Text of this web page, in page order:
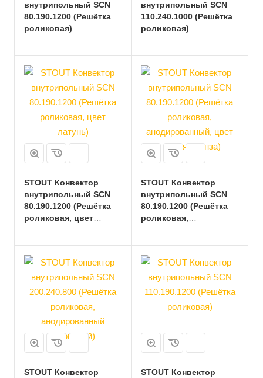
внутрипольный SCN
80.190.1200 (Решётка
роликовая)
внутрипольный SCN
110.240.1000 (Решётка
роликовая)
STOUT Конвектор
внутрипольный SCN
80.190.1200 (Решётка
роликовая, цвет
STOUT Конвектор
внутрипольный SCN
80.190.1200 (Решётка
роликовая,
STOUT Конвектор
STOUT Конвектор